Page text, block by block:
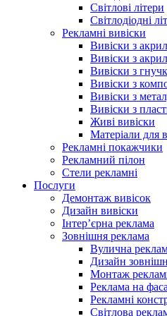
Світлові літери
Світлодіодні
Рекламні вивіски
Вивіски з
Вивіски з
Вивіски з
Вивіски з
Вивіски з
Вивіски з
Живі вивіски
Матеріали для
Рекламні покажчики
Рекламний пілон
Стели рекламні
Послуги
Демонтаж вивісок
Дизайн вивіски
Інтер’єрна реклама
Зовнішня реклама
Вулична
Дизайн
Монтаж
Реклама на
Рекламні
Світлова